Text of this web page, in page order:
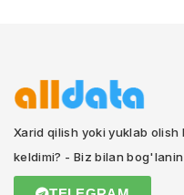
Xarid qilish yoki yuklab
keldimi? - Biz bilan